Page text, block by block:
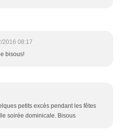
2016 08:17
bisous!
petits excès pendant les fêtes
soirée dominicale. Bisous